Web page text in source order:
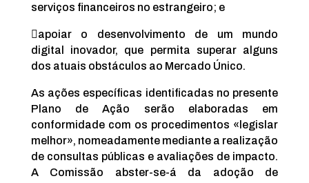
serviços financeiros no estrangeiro; e
apoiar o desenvolvimento de um mundo
digital inovador, que permita superar alguns
dos atuais obstáculos ao Mercado Único.
As ações específicas identificadas no presente
Plano de Ação serão elaboradas em
conformidade com os procedimentos «legislar
melhor», nomeadamente mediante a realização
de consultas públicas e avaliações de impacto.
A Comissão abster-se-á da adoção de